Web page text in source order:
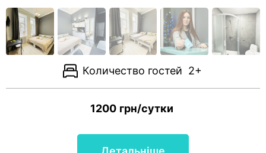
Количество гостей 2+
1200 грн/сутки